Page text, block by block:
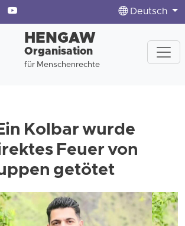
Deutsch
HENGAW
Organisation
für Menschenrechte
Kolbar wurde
Feuer von
getötet